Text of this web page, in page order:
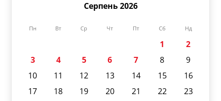
Серпень 2026
Пн Вт Ср Чт Пт Сб Нд
1
2
3
4 5 6 7 8
9
10
11 12 13 14 15
16
17
18 19 20 21 22
23